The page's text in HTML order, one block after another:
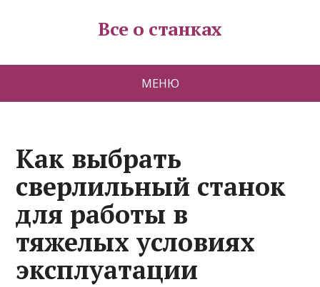
Все о станках
МЕНЮ
Как выбрать
сверлильный станок
для работы в
тяжелых условиях
эксплуатации